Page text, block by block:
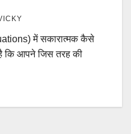
में सकारात्मक कैसे
कि आपने जिस तरह की